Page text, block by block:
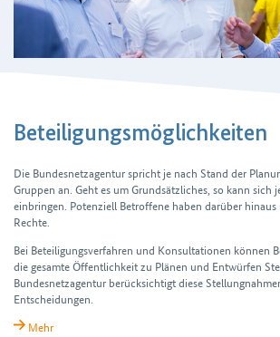
Beteiligungsmöglichkeiten
Die Bundesnetzagentur spricht je nach Stand der
Gruppen an. Geht es um Grundsätzliches, so kann sich
einbringen. Potenziell Betroffene haben darüber
Rechte.
Bei Beteiligungsverfahren und Konsultationen können
die gesamte Öffentlichkeit zu Plänen und Entwürfen
Bundesnetzagentur berücksichtigt diese
Entscheidungen.
Mehr